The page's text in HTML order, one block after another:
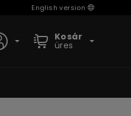
English version
Kosár
üres